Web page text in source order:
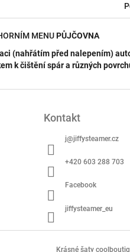
MENUPŮJČOVNA
(nahřátím před nalepením)
k čištění spár a různých
Kontakt
j@jiffysteamer.cz
+420 603 288 703
Facebook
jiffysteamer_eu
Krásné šaty